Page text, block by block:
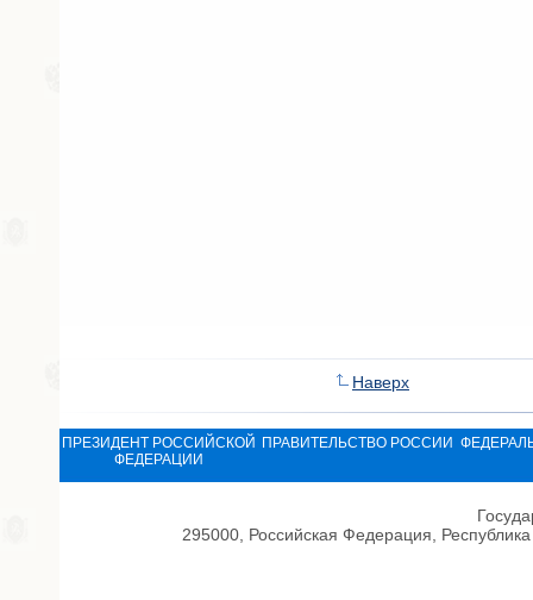
Наверх
ПРЕЗИДЕНТ РОССИЙСКОЙ
ФЕДЕРАЦИИ
ПРАВИТЕЛЬСТВО РОССИИ
295000, Российская Федерация,